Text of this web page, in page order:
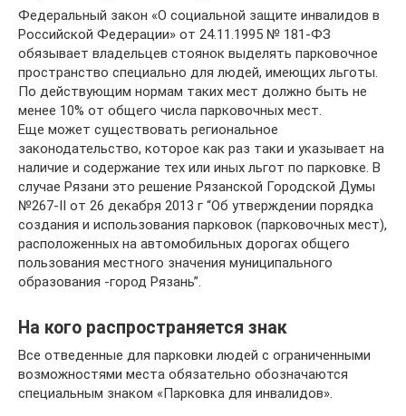
Федеральный закон «О социальной защите инвалидов в
Российской Федерации» от 24.11.1995 № 181-ФЗ
обязывает владельцев стоянок выделять парковочное
пространство специально для людей, имеющих льготы.
По действующим нормам таких мест должно быть не
менее 10% от общего числа парковочных мест.
Еще может существовать региональное
законодательство, которое как раз таки и указывает на
наличие и содержание тех или иных льгот по парковке. В
случае Рязани это решение Рязанской Городской Думы
№267-II от 26 декабря 2013 г “Об утверждении порядка
создания и использования парковок (парковочных мест),
расположенных на автомобильных дорогах общего
пользования местного значения муниципального
образования -город Рязань”.
На кого распространяется знак
Все отведенные для парковки людей с ограниченными
возможностями места обязательно обозначаются
специальным знаком «Парковка для инвалидов».